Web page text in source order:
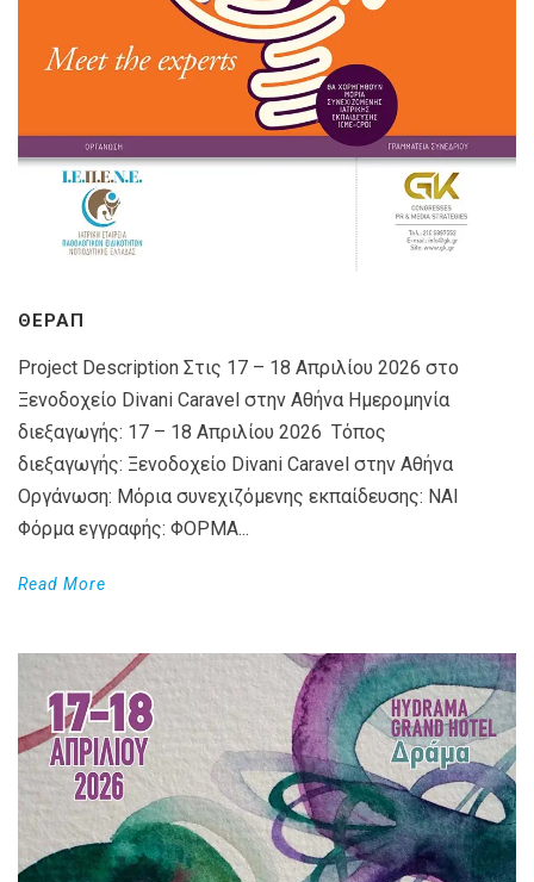
ΘΕΡΑΠ
Project Description Στις 17 – 18 Απριλίου 2026 στο
Ξενοδοχείο Divani Caravel στην Αθήνα Ημερομηνία
διεξαγωγής: 17 – 18 Απριλίου 2026 Τόπος
διεξαγωγής: Ξενοδοχείο Divani Caravel στην Αθήνα
Οργάνωση: Μόρια συνεχιζόμενης εκπαίδευσης: ΝΑΙ
Φόρμα εγγραφής: ΦΟΡΜΑ...
Read More